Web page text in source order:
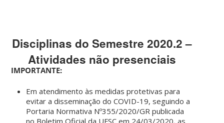
Disciplinas do Semestre 2020.2 –
Atividades não presenciais
IMPORTANTE:
Em atendimento às medidas protetivas para
evitar a disseminação do COVID-19, seguindo a
Portaria Normativa Nº355/2020/GR publicada